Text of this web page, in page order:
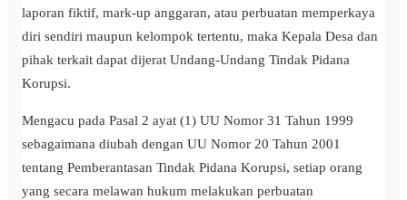
laporan fiktif, mark-up anggaran, atau perbuatan memperkaya
diri sendiri maupun kelompok tertentu, maka Kepala Desa dan
pihak terkait dapat dijerat Undang-Undang Tindak Pidana
Korupsi.
Mengacu pada Pasal 2 ayat (1) UU Nomor 31 Tahun 1999
sebagaimana diubah dengan UU Nomor 20 Tahun 2001
tentang Pemberantasan Tindak Pidana Korupsi, setiap orang
yang secara melawan hukum melakukan perbuatan